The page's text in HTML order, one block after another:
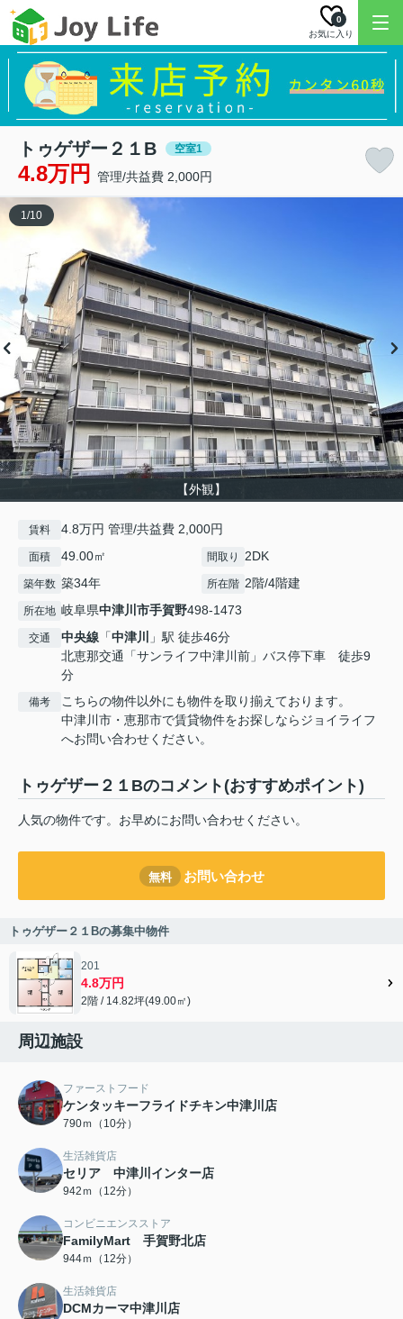
お気に入り
0
トゥゲザー２１B 空室1
4.8万円 管理/共益費 2,000円
【外観】
1 /10
賃料 4.8万円 管理/共益費 2,000円
面積 49.00㎡ 間取り 2DK
築年数 築34年 所在階 2階/4階建
所在地 岐阜県中津川市手賀野498-1473
交通 中央線 「中津川
」駅 徒歩46分
北恵那交通「サンライフ中津川前」バス停下車 徒歩9
分
備考
こちらの物件以外にも物件を取り揃えております。
中津川市・恵那市で賃貸物件をお探しならジョイライフ
へお問い合わせください。
トゥゲザー２１Bのコメント(おすすめポイント)
人気の物件です。お早めにお問い合わせください。
無料 お問い合わせ
トゥゲザー２１Bの募集中物件
201
4.8万円
2階 / 14.82坪(49.00㎡)
周辺施設
ファーストフード
ケンタッキーフライドチキン中津川店
790ｍ（10分）
生活雑貨店
セリア 中津川インター店
942ｍ（12分）
コンビニエンスストア
FamilyMart 手賀野北店
944ｍ（12分）
生活雑貨店
DCMカーマ中津川店